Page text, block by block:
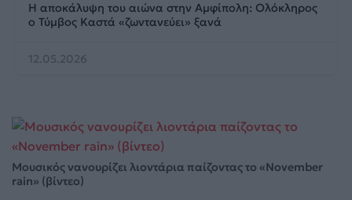
Η αποκάλυψη του αιώνα στην Αμφίπολη: Ολόκληρος
ο Τύμβος Καστά «ζωντανεύει» ξανά
12.05.2026
Μουσικός νανουρίζει λιοντάρια παίζοντας το «November
rain» (βίντεο)